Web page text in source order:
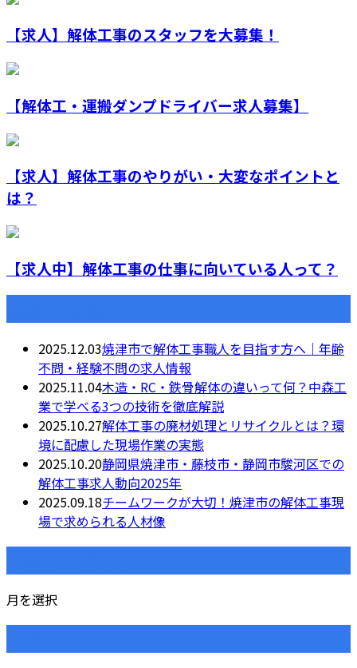
【求人】解体工事のスタッフを大募集！
【解体工・運搬ダンプドライバー求人募集】
【求人】解体工事のやりがい・大変なポイントと
は？
【求人中】解体工事の仕事に向いている人って？
2025.12.03焼津市で解体工事職人を目指す方へ｜年齢
不問・経験不問の求人情報
2025.11.04木造・RC・鉄骨解体の違いって何？中森工
業で学べる3つの技術を徹底解説
2025.10.27解体工事の廃材処理とリサイクルとは？環
境に配慮した現場作業の実態
2025.10.20静岡県焼津市・藤枝市・静岡市駿河区での
解体工事求人動向2025年
2025.09.18チームワークが大切！焼津市の解体工事現
場で求められる人材像
月を選択